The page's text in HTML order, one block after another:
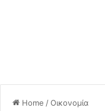
Home /Οικονομία